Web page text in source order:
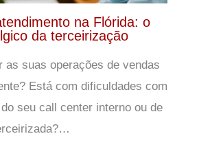
na Flórida: o
da terceirização
as suas operações de vendas
Está com dificuldades com
seu call center interno ou de